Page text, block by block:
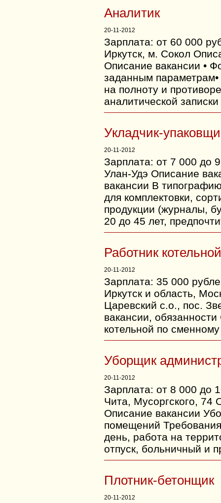
Аналитик
20-11-2012
Зарплата: от 60 000
Иркутск, м. Сокол
Описание вакансии •
заданным
на полноту и
аналитической
Укладчик-
20-11-2012
Зарплата: от 7 000 до
Улан-Удэ Описание
вакансии В
для комплектовки,
продукции (журналы,
20 до 45 лет,
Работник
20-11-2012
Зарплата: 35 000
Иркутск и область,
Царевский с.о., пос.
вакансии,
котельной по
Уборщик
20-11-2012
Зарплата: от 8 000 до
Чита, Мусоргского, 74
Описание вакансии
помещений
день, работа на
отпуск, больничный и
Плотник-бетонщик
20-11-2012